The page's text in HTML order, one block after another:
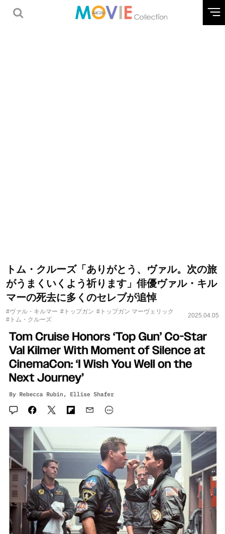
トム・クルーズ「ありがとう、ヴァル。次の旅
がうまくいくよう祈ります」俳優ヴァル・キル
マーの死去に多くのセレブが追悼
#ヴァル・キルマー #トップガン #トップガン マーヴェリック
#トム・クルーズ
2025.04.05